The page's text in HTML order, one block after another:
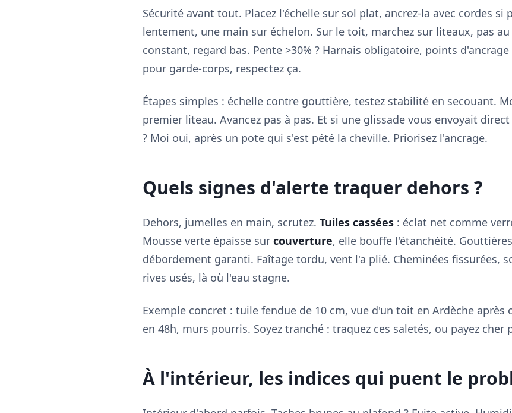
Sécurité avant tout. Placez l'échelle sur sol plat, ancrez-la avec cordes si
lentement, une main sur échelon. Sur le toit, marchez sur liteaux, pas
constant, regard bas. Pente >30% ? Harnais obligatoire, points d'ancrage
pour garde-corps, respectez ça.
Étapes simples : échelle contre gouttière, testez stabilité en secouant.
premier liteau. Avancez pas à pas. Et si une glissade vous envoyait
? Moi oui, après un pote qui s'est pété la cheville. Priorisez l'ancrage.
Quels signes d'alerte traquer dehors ?
Dehors, jumelles en main, scrutez. Tuiles cassées : éclat net comme
Mousse verte épaisse sur couverture, elle bouffe l'étanchéité.
débordement garanti. Faîtage tordu, vent l'a plié. Cheminées fissurées,
rives usés, là où l'eau stagne.
Exemple concret : tuile fendue de 10 cm, vue d'un toit en Ardèche
en 48h, murs pourris. Soyez tranché : traquez ces saletés, ou payez cher
À l'intérieur, les indices qui puent le